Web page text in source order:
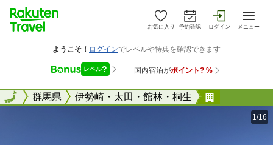
お気に入り 予約確認 ログイン メニュー
全国群馬県 伊勢崎・太田・館林・桐生
全国
1/16